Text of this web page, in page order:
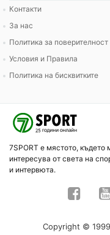
Контакти
За нас
Политика за поверителност
Условия и Правила
Политика на бисквитките
7SPORT е мястото, където
интересува от света на
и интервюта.
Copyright ©